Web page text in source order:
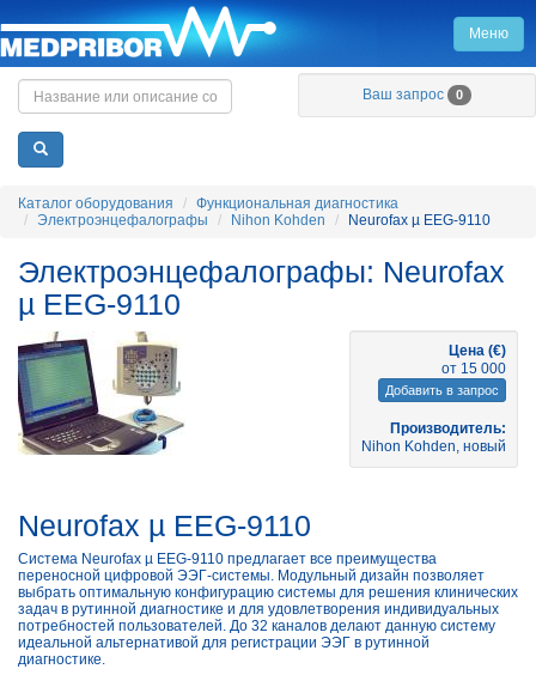
Главная
Меню
Ваш запрос 0
Каталог оборудования
Функциональная диагностика
Электроэнцефалографы
Nihon Kohden Neurofax µ EEG-9110
Электроэнцефалографы: Neurofax
µ EEG-9110
Цена (€)
от 15 000
Добавить в запрос
Производитель:
Nihon Kohden, новый
Neurofax µ EEG-9110
Система Neurofax µ EEG-9110 предлагает все преимущества
переносной цифровой ЭЭГ-системы. Модульный дизайн позволяет
выбрать оптимальную конфигурацию системы для решения клинических
задач в рутинной диагностике и для удовлетворения индивидуальных
потребностей пользователей. До 32 каналов делают данную систему
идеальной альтернативой для регистрации ЭЭГ в рутинной
диагностике.